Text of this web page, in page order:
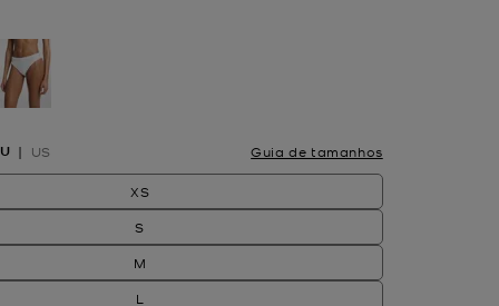
US Guia de tamanhos
XS
S
M
L